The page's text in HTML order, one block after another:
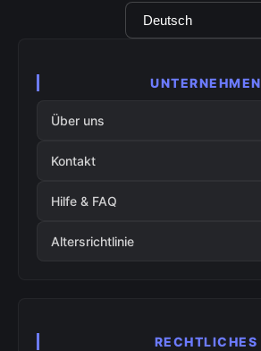
Sprachauswahl
UNTERNEHMEN
Über uns
Kontakt
Hilfe & FAQ
Altersrichtlinie
RECHTLICHES